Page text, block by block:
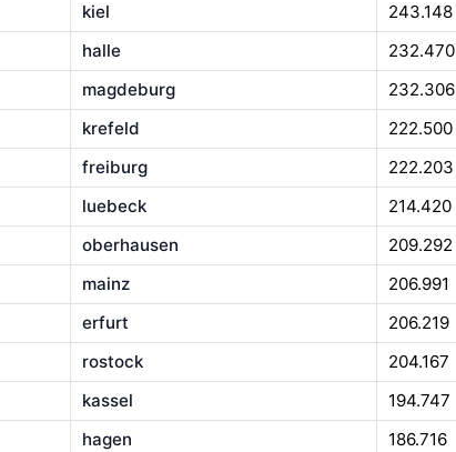
kiel 243.148
halle 232.470
magdeburg 232.306
krefeld 222.500
freiburg 222.203
luebeck 214.420
oberhausen 209.292
mainz 206.991
erfurt 206.219
rostock 204.167
kassel 194.747
hagen 186.716